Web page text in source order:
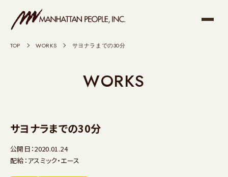
TOP > WORKS > サヨナラまでの30分
WORKS
サヨナラまでの30分
公開日：2020.01.24
配給：アスミック・エース